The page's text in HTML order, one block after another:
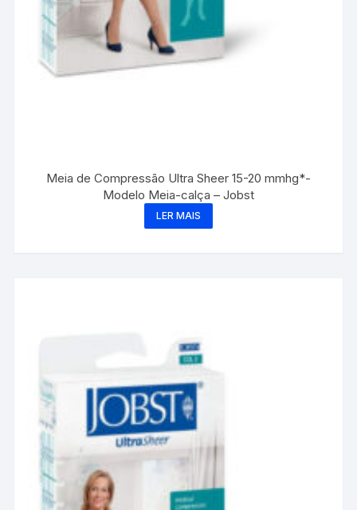
Meia de Compressão Ultra Sheer 15-20 mmhg*-
Modelo Meia-calça – Jobst
LER MAIS